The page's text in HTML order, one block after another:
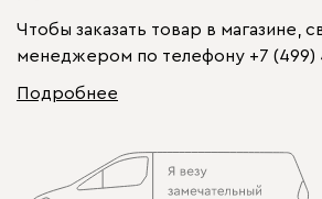
Чтобы заказать товар в магазине,
менеджером по телефону +7
Подробнее